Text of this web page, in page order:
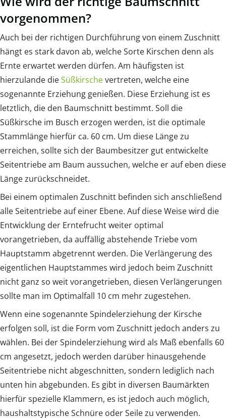
vorgenommen?
Auch bei der richtigen Durchführung von einem Zuschnitt
hängt es stark davon ab, welche Sorte Kirschen denn als
Ernte erwartet werden dürfen. Am häufigsten ist
hierzulande dieSüßkirschevertreten, welche eine
sogenannte Erziehung genießen. Diese Erziehung ist es
letztlich, die den Baumschnitt bestimmt. Soll die
Süßkirsche im Busch erzogen werden, ist die optimale
Stammlänge hierfür ca. 60 cm. Um diese Länge zu
erreichen, sollte sich der Baumbesitzer gut entwickelte
Seitentriebe am Baum aussuchen, welche er auf eben diese
Länge zurückschneidet.
Bei einem optimalen Zuschnitt befinden sich anschließend
alle Seitentriebe auf einer Ebene. Auf diese Weise wird die
Entwicklung der Erntefrucht weiter optimal
vorangetrieben, da auffällig abstehende Triebe vom
Hauptstamm abgetrennt werden. Die Verlängerung des
eigentlichen Hauptstammes wird jedoch beim Zuschnitt
nicht ganz so weit vorangetrieben, diesen Verlängerungen
sollte man im Optimalfall 10 cm mehr zugestehen.
Wenn eine sogenannte Spindelerziehung der Kirsche
erfolgen soll, ist die Form vom Zuschnitt jedoch anders zu
wählen. Bei der Spindelerziehung wird als Maß ebenfalls 60
cm angesetzt, jedoch werden darüber hinausgehende
Seitentriebe nicht abgeschnitten, sondern lediglich nach
unten hin abgebunden. Es gibt in diversen Baumärkten
hierfür spezielle Klammern, es ist jedoch auch möglich,
haushaltstypische Schnüre oder Seile zu verwenden.